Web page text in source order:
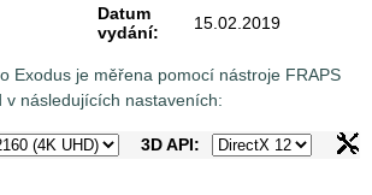
Datum
vydání:
15.02.2019
Exodus je měřena pomocí nástroje FRAPS
v následujících nastaveních:
3D API: